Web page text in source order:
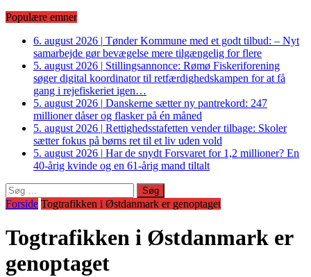
Populære emner
6. august 2026 | Tønder Kommune med et godt tilbud: – Nyt
samarbejde gør bevægelse mere tilgængelig for flere
5. august 2026 | Stillingsannonce: Rømø Fiskeriforening
søger digital koordinator til retfærdighedskampen for at få
gang i rejefiskeriet igen…
5. august 2026 | Danskerne sætter ny pantrekord: 247
millioner dåser og flasker på én måned
5. august 2026 | Rettighedsstafetten vender tilbage: Skoler
sætter fokus på børns ret til et liv uden vold
5. august 2026 | Har de snydt Forsvaret for 1,2 millioner? En
40-årig kvinde og en 61-årig mand tiltalt
Søg
efter:
Forside Togtrafikken i Østdanmark er genoptaget
Togtrafikken i Østdanmark er
genoptaget